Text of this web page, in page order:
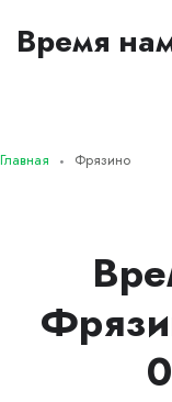
Время
Главная Фрязино